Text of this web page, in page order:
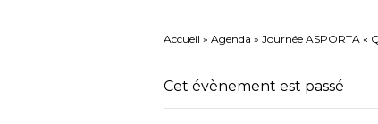
Accueil » Agenda » Journée ASPORTA «
Cet évènement est passé